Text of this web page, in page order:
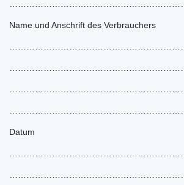
Name und Anschrift des Verbrauchers
Datum